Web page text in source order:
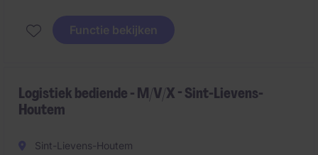
Logistiek Medewerker (M/V/X) voor de vestiging in
Oudenaarde. Je komt terecht in een dynamische
Functie bekijken
Logistiek bediende - M/V/X - Sint-Lievens-
Houtem
Sint-Lievens-Houtem